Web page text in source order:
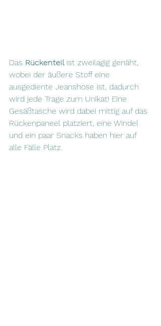
Das Rückenteil ist zweilagig genäht,
wobei der äußere Stoff eine
ausgediente Jeanshose ist, dadurch
wird jede Trage zum Unikat! Eine
Gesäßtasche wird dabei mittig auf das
Rückenpaneel platziert, eine Windel
und ein paar Snacks haben hier auf
alle Fälle Platz.